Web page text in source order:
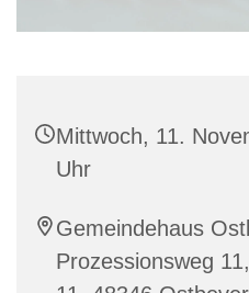
Mittwoch, 11.
Uhr
Gemeindehaus
Prozessionsweg